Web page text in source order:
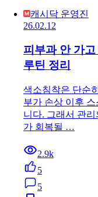
캐시닥 운영진
26.02.12
피부과 안 가
루틴 정리
색소침착은 단순
부가 손상 이후
니다. 그래서 관
가 회복될 …
2.9k
5
5